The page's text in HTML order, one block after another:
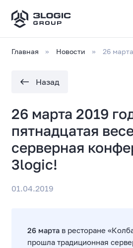
Главная Новости 26
Назад
26 марта 2019
пятнадцатая
серверная
3logic!
01.04.2019
26 марта в ресторане
прошла традиционная